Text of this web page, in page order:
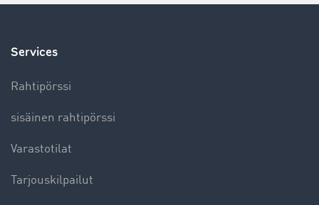
Services
Rahtipörssi
sisäinen rahtipörssi
Varastotilat
Tarjouskilpailut